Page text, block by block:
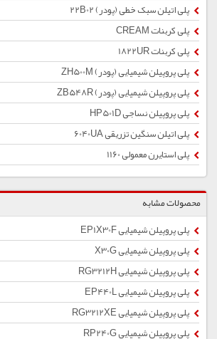
پلی اتیلن سبک خطی (پودر) 22B02
پلی کربنات CREAM
پلی کربنات 1822UR
پلی پروپیلن شیمیایی (پودر) ZH500M
پلی پروپیلن شیمیایی (پودر) ZB548R
پلی پروپیلن نساجی HP501D
پلی اتیلن سنگین تزریقی 6040UA
پلی استایرن معمولی 1160
محصولات مشابه
پلی پروپیلن شیمیایی EP1X30F
پلی پروپیلن شیمیایی X30G
پلی پروپیلن شیمیایی RG3212H
پلی پروپیلن شیمیایی EP440L
پلی پروپیلن شیمیایی RG3212XE
پلی پروپیلن شیمیایی RP240G